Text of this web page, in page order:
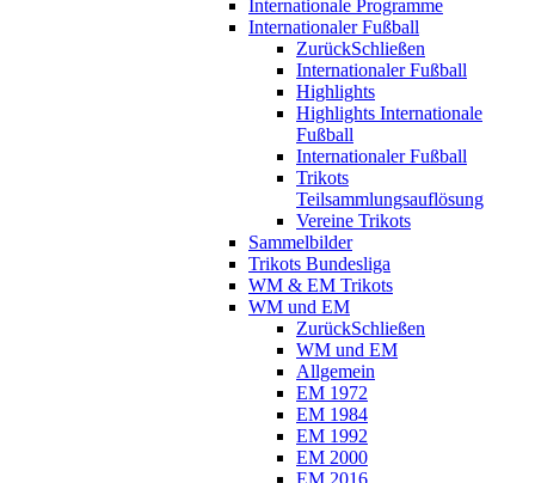
Internationale Programme
Internationaler Fußball
ZurückSchließen
Internationaler Fußball
Highlights
Highlights Internationale
Fußball
Internationaler Fußball
Trikots
Teilsammlungsauflösung
Vereine Trikots
Sammelbilder
Trikots Bundesliga
WM & EM Trikots
WM und EM
ZurückSchließen
WM und EM
Allgemein
EM 1972
EM 1984
EM 1992
EM 2000
EM 2016